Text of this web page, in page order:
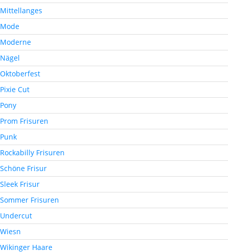
Mittellanges
Mode
Moderne
Nägel
Oktoberfest
Pixie Cut
Pony
Prom Frisuren
Punk
Rockabilly Frisuren
Schöne Frisur
Sleek Frisur
Sommer Frisuren
Undercut
Wiesn
Wikinger Haare